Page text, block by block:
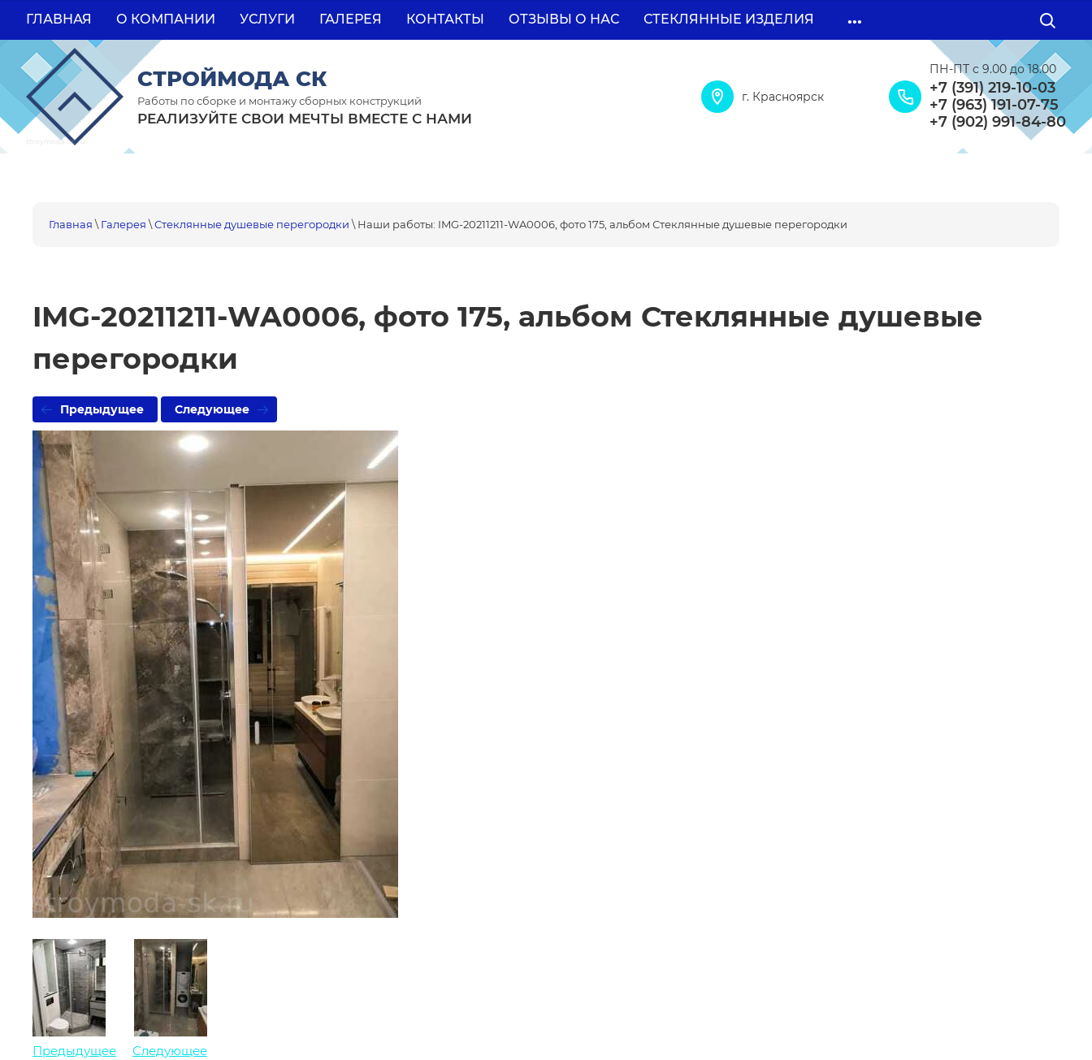
ГЛАВНАЯ О КОМПАНИИ УСЛУГИ ГАЛЕРЕЯ КОНТАКТЫ ОТЗЫВЫ О НАС СТЕКЛЯННЫЕ ИЗДЕЛИЯ ...
СТРОЙМОДА СК
Работы по сборке и монтажу сборных конструкций
РЕАЛИЗУЙТЕ СВОИ МЕЧТЫ ВМЕСТЕ С НАМИ
г. Красноярск
ПН-ПТ с 9.00 до 18.00
+7 (391) 219-10-03
+7 (963) 191-07-75
+7 (902) 991-84-80
Главная \Галерея \Стеклянные душевые перегородки \ Наши работы: IMG-20211211-WA0006, фото 175, альбом Стеклянные душевые перегородки
IMG-20211211-WA0006, фото 175, альбом Стеклянные душевые
перегородки
Предыдущее Следующее
Предыдущее Следующее